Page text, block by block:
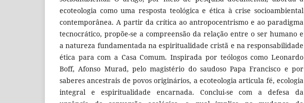
ecoteologia como uma resposta teológica e ética à crise socioambiental
contemporânea. A partir da crítica ao antropocentrismo e ao paradigma
tecnocrático, propõe-se a compreensão da relação entre o ser humano e
a natureza fundamentada na espiritualidade cristã e na responsabilidade
ética para com a Casa Comum. Inspirada por teólogos como Leonardo
Boff, Afonso Murad, pelo magistério do saudoso Papa Francisco e por
saberes ancestrais de povos originários, a ecoteologia articula fé, ecologia
integral e espiritualidade encarnada. Conclui-se com a defesa da